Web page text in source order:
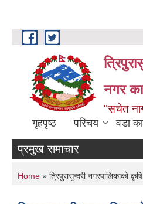
Skip to main content
नगर
"सचेत
गृहपृष्ठ परिचय वडा
प्रमुख समाचार
You are here
Home » त्रिपुरासुन्दरी नगरपालिकाको